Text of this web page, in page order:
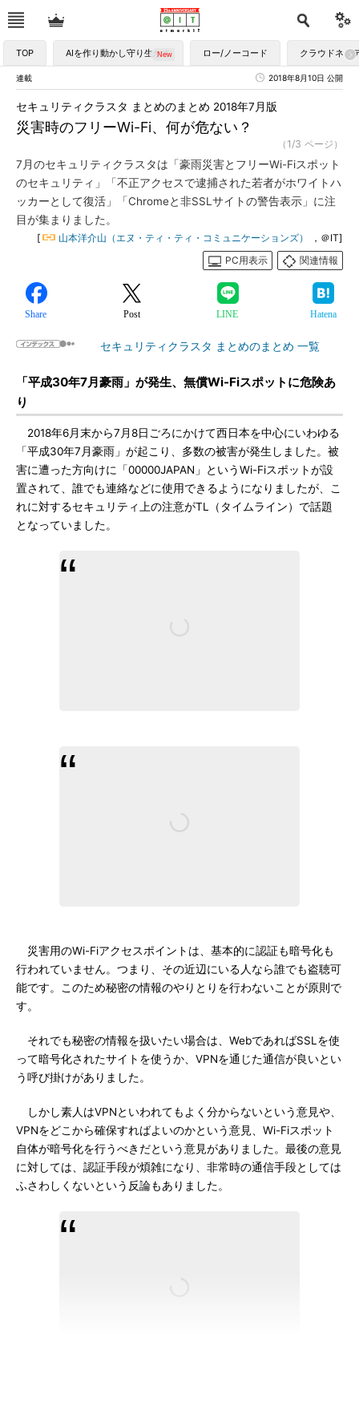
TOP AIを作り動かし守り生かす ロー/ノーコード クラウドネイ
連載 2018年8月10日 公開
災害時のフリーWi-Fi、何が危ない？
セキュリティクラスタ まとめのまとめ 2018年7月版
（1/3 ページ）
7月のセキュリティクラスタは「豪雨災害とフリーWi-Fiスポット
のセキュリティ」「不正アクセスで逮捕された若者がホワイトハ
ッカーとして復活」「Chromeと非SSLサイトの警告表示」に注
目が集まりました。
[ 山本洋介山（エヌ・ティ・ティ・コミュニケーションズ）
，＠IT]
PC用表示
関連情報
Share Post LINE Hatena
セキュリティクラスタ まとめのまとめ 一覧
「平成30年7月豪雨」が発生、無償Wi-Fiスポットに危険あ
り
2018年6月末から7月8日ごろにかけて西日本を中心にいわゆる
「平成30年7月豪雨」が起こり、多数の被害が発生しました。被
害に遭った方向けに「00000JAPAN」というWi-Fiスポットが設
置されて、誰でも連絡などに使用できるようになりましたが、こ
れに対するセキュリティ上の注意がTL（タイムライン）で話題
となっていました。
災害用のWi-Fiアクセスポイントは、基本的に認証も暗号化も
行われていません。つまり、その近辺にいる人なら誰でも盗聴可
能です。このため秘密の情報のやりとりを行わないことが原則で
す。
それでも秘密の情報を扱いたい場合は、WebであればSSLを使
って暗号化されたサイトを使うか、VPNを通じた通信が良いとい
う呼び掛けがありました。
しかし素人はVPNといわれてもよく分からないという意見や、
VPNをどこから確保すればよいのかという意見、Wi-Fiスポット
自体が暗号化を行うべきだという意見がありました。最後の意見
に対しては、認証手段が煩雑になり、非常時の通信手段としては
ふさわしくないという反論もありました。